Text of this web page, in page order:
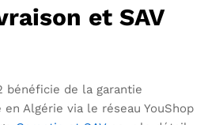
et SAV
bénéficie de la garantie
Algérie via le réseau YouShop